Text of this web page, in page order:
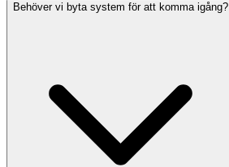
Behöver vi byta system för att komma igång?